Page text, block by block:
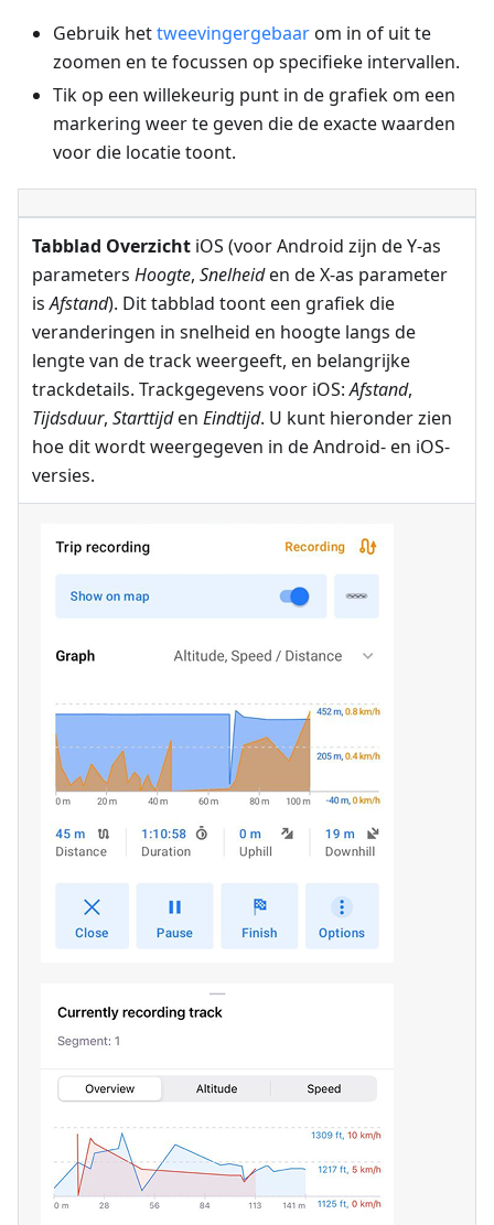
Gebruik hettweevingergebaarom in of uit te
zoomen en te focussen op specifieke intervallen.
Tik op een willekeurig punt in de grafiek om een
markering weer te geven die de exacte waarden
voor die locatie toont.
Tabblad Overzicht iOS (voor Android zijn de Y-as
parameters Hoogte, Snelheiden de X-as parameter
isAfstand). Dit tabblad toont een grafiek die
veranderingen in snelheid en hoogte langs de
lengte van de track weergeeft, en belangrijke
trackdetails. Trackgegevens voor iOS:Afstand,
Tijdsduur, Starttijden Eindtijd. U kunt hieronder zien
hoe dit wordt weergegeven in de Android- en iOS-
versies.